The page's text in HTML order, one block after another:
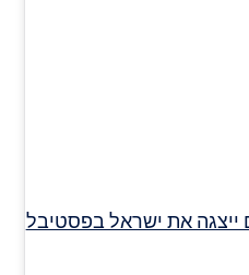
ייצגה את ישראל בפסטיבל